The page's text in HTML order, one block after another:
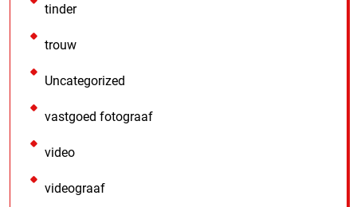
tinder
trouw
Uncategorized
vastgoed fotograaf
video
videograaf